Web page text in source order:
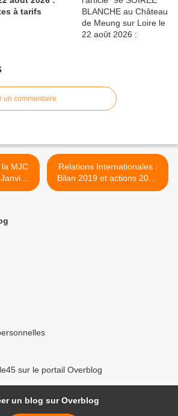
à tarifs
un commentaire
Relations Internationales :
Bilan 2019 et actions 2020
par Martine Grivot Adjointe
sur le portail Overblog
un blog sur Overblog